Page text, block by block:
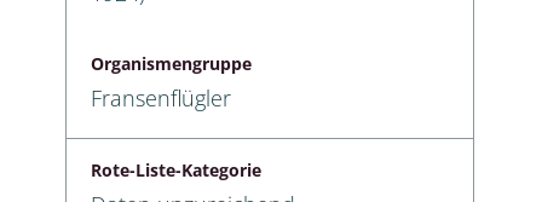
Organismengruppe
Fransenflügler
Rote-Liste-Kategorie